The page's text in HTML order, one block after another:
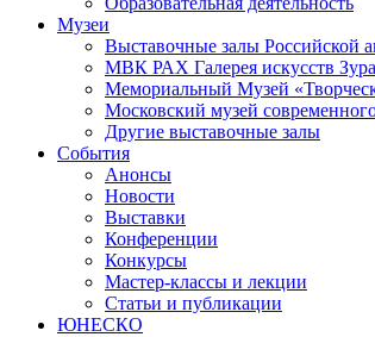
Музеи
Выставочные залы Российской
МВК РАХ Галерея искусств
Мемориальный Музей
Московский музей
Другие выставочные залы
События
Анонсы
Новости
Выставки
Конференции
Конкурсы
Мастер-классы и лекции
Статьи и публикации
ЮНЕСКО